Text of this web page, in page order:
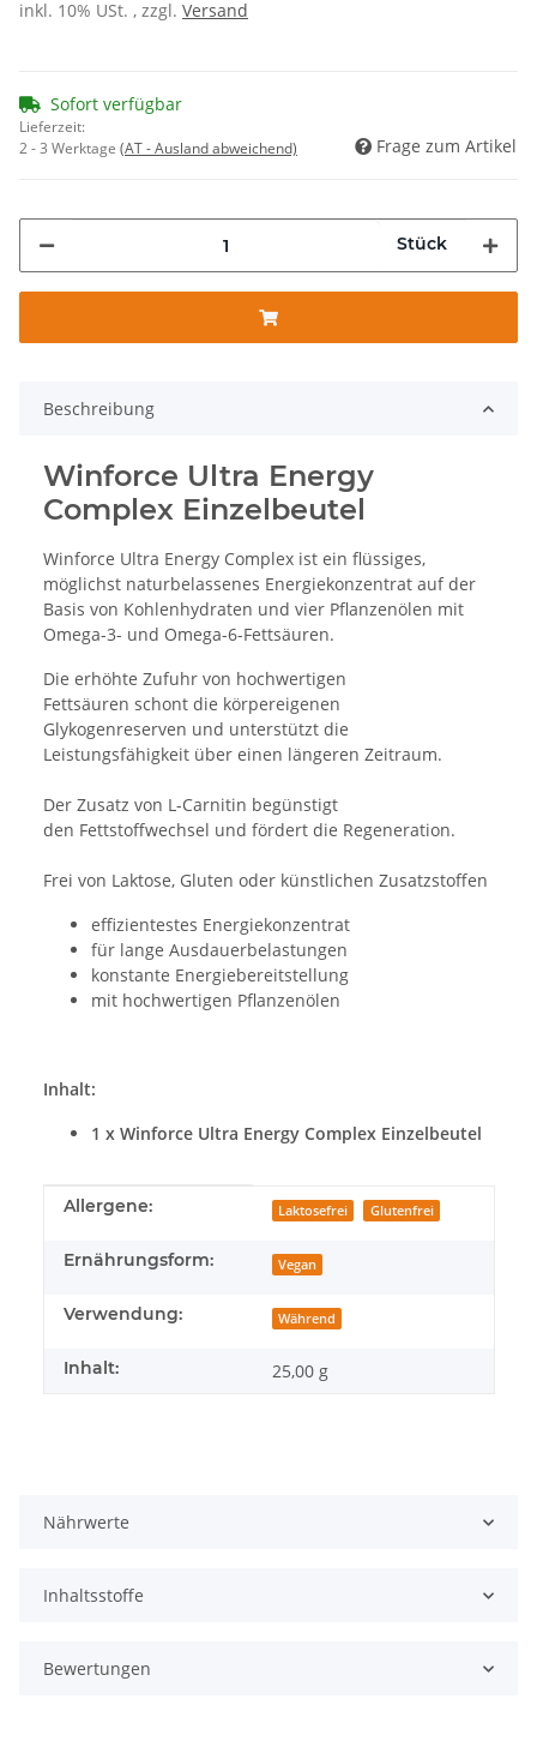
inkl. 10% USt. , zzgl. Versand
Sofort verfügbar
Lieferzeit:
2 - 3 Werktage (AT - Ausland abweichend) Frage zum Artikel
Stück
Beschreibung
Winforce Ultra Energy
Complex Einzelbeutel
Winforce Ultra Energy Complex ist ein flüssiges,
möglichst naturbelassenes Energiekonzentrat auf der
Basis von Kohlenhydraten und vier Pflanzenölen mit
Omega-3- und Omega-6-Fettsäuren.
Die erhöhte Zufuhr von hochwertigen
Fettsäuren schont die körpereigenen
Glykogenreserven und unterstützt die
Leistungsfähigkeit über einen längeren Zeitraum.
Der Zusatz von L-Carnitin begünstigt
den Fettstoffwechsel und fördert die Regeneration.
Frei von Laktose, Gluten oder künstlichen Zusatzstoffen
effizientestes Energiekonzentrat
für lange Ausdauerbelastungen
konstante Energiebereitstellung
mit hochwertigen Pflanzenölen
Inhalt:
1 x Winforce Ultra Energy Complex Einzelbeutel
Produkteigenschaft
Wert
Allergene: Laktosefrei Glutenfrei
Ernährungsform: Vegan
Verwendung: Während
Inhalt: 25,00 g
Nährwerte
Inhaltsstoffe
Bewertungen